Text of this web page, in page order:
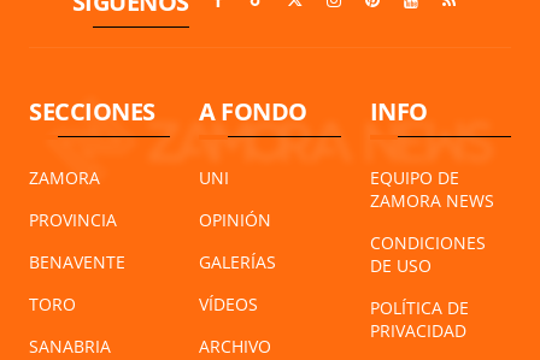
SECCIONES
ZAMORA
PROVINCIA
BENAVENTE
TORO
SANABRIA
A FONDO
UNI
OPINIÓN
GALERÍAS
VÍDEOS
ARCHIVO
INFO
EQUIPO DE
ZAMORA NEWS
CONDICIONES
DE USO
POLÍTICA DE
PRIVACIDAD